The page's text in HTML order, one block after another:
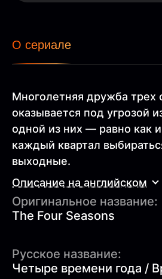
О сериале
Многолетняя дружба трех
оказывается под угрозой
одной из них — равно как
каждый квартал
выходные.
Описание на английском
Оригинальное название:
The Four Seasons
Русское название:
Четыре времени года /